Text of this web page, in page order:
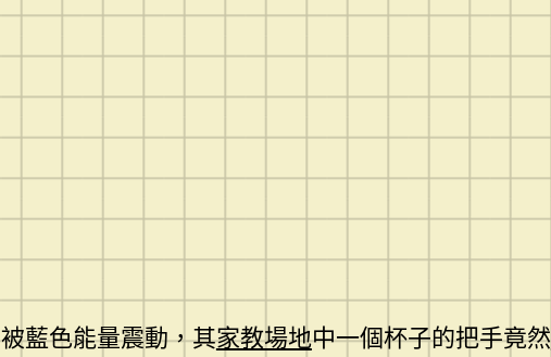
藍色能量震動，其家教場地中一個杯子的把手竟然